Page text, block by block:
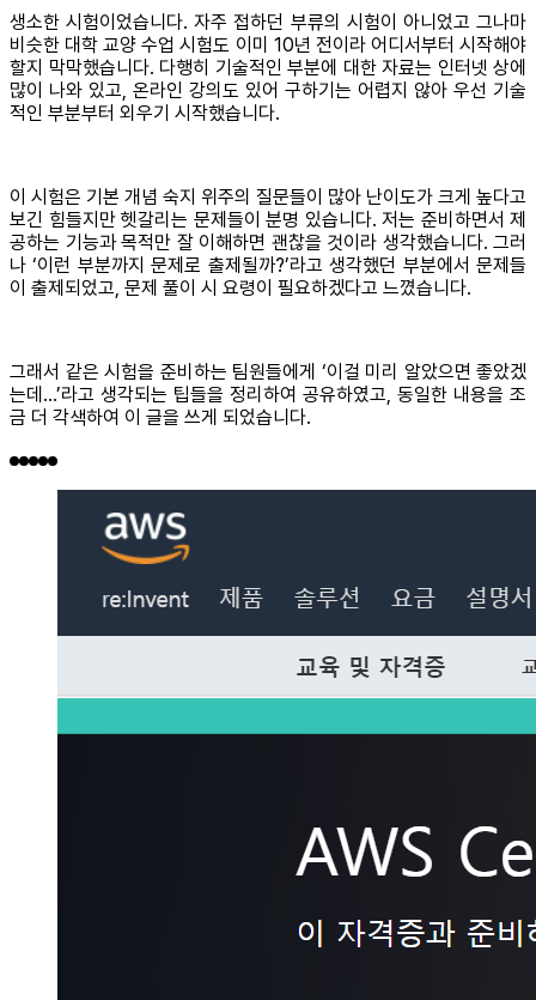
생소한 시험이었습니다. 자주 접하던 부류의 시험이 아니었고 그나마
비슷한 대학 교양 수업 시험도 이미 10년 전이라 어디서부터 시작해야
할지 막막했습니다. 다행히 기술적인 부분에 대한 자료는 인터넷 상에
많이 나와 있고, 온라인 강의도 있어 구하기는 어렵지 않아 우선 기술
적인 부분부터 외우기 시작했습니다.
이 시험은 기본 개념 숙지 위주의 질문들이 많아 난이도가 크게 높다고
보긴 힘들지만 헷갈리는 문제들이 분명 있습니다. 저는 준비하면서 제
공하는 기능과 목적만 잘 이해하면 괜찮을 것이라 생각했습니다. 그러
나 ‘이런 부분까지 문제로 출제될까?’라고 생각했던 부분에서 문제들
이 출제되었고, 문제 풀이 시 요령이 필요하겠다고 느꼈습니다.
그래서 같은 시험을 준비하는 팀원들에게 ‘이걸 미리 알았으면 좋았겠
는데...’라고 생각되는 팁들을 정리하여 공유하였고, 동일한 내용을 조
금 더 각색하여 이 글을 쓰게 되었습니다.